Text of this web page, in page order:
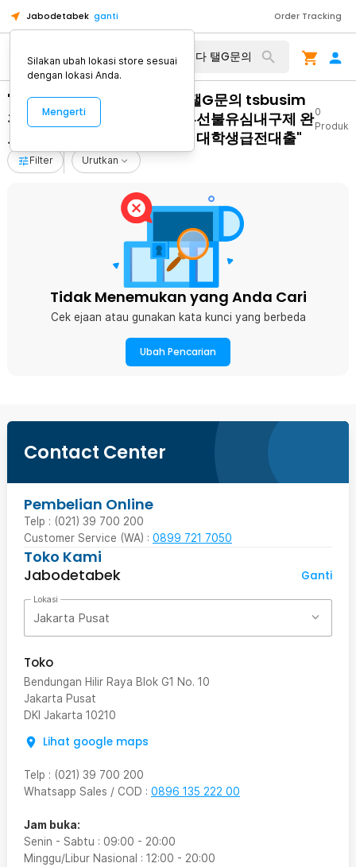
Jabodetabek ganti Order Tracking
"달림폰대포유심매입합니다 탤G문의 tsbusim
휴대폰비상금소액대출 탬스뷰선불유심내구제 완
도군연체자당일소액급전대출 대학생급전대출"
0
Produk
Filter Urutkan
Tidak Menemukan yang Anda Cari
Cek ejaan atau gunakan kata kunci yang berbeda
Ubah Pencarian
Contact Center
Pembelian Online
Telp : (021) 39 700 200
Customer Service (WA) : 0899 721 7050
Toko Kami
Jabodetabek
Ganti
Lokasi
Jakarta Pusat
Toko
Bendungan Hilir Raya Blok G1 No. 10
Jakarta Pusat
DKI Jakarta 10210
Lihat google maps
Telp : (021) 39 700 200
Whatsapp Sales / COD : 0896 135 222 00
Jam buka:
Senin - Sabtu : 09:00 - 20:00
Minggu/Libur Nasional : 12:00 - 20:00
Silakan ubah lokasi store sesuai
dengan lokasi Anda.
Mengerti